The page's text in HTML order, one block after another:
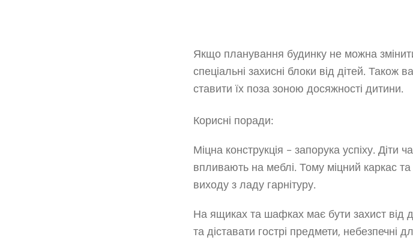
Якщо планування будинку не можна
спеціальні захисні блоки від дітей.
ставити їх поза зоною досяжності дитини.
Корисні поради:
Міцна конструкція – запорука успіху.
впливають на меблі. Тому міцний каркас
виходу з ладу гарнітуру.
На ящиках та шафках має бути захист від
та діставати гострі предмети, небезпечні